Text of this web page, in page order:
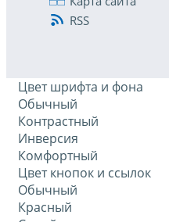
RSS
Цвет шрифта и фона
Обычный
Контрастный
Инверсия
Комфортный
Цвет кнопок и ссылок
Обычный
Красный